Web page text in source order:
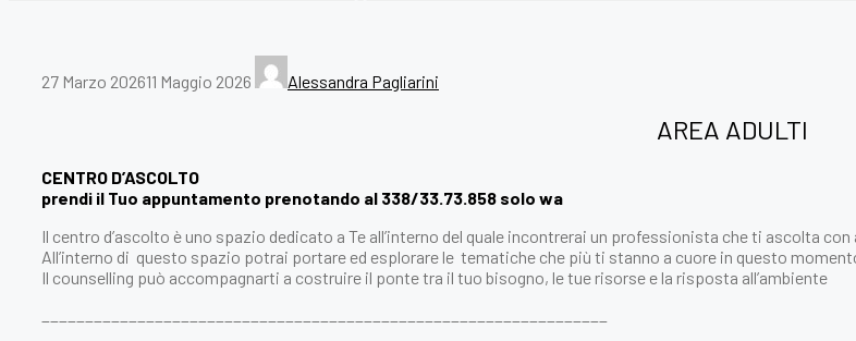
27 Marzo 202611 Maggio 2026 Alessandra Pagliarini
AREA ADULTI
CENTRO D’ASCOLTO
prendi il Tuo appuntamento prenotando al 338/33.73.858 solo wa
Il centro d’ascolto è uno spazio dedicato a Te all’interno del quale incontrerai un professionista che ti ascolta
All’interno di questo spazio potrai portare ed esplorare le tematiche che più ti stanno a cuore in questo
Il counselling può accompagnarti a costruire il ponte tra il tuo bisogno, le tue risorse e la risposta all’ambiente